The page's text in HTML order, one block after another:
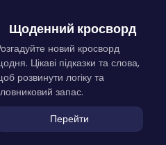
Щоденний кросворд
новий кросворд
Цікаві підказки та слова,
розвинути логіку та
запас.
Перейти